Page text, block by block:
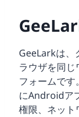
GeeLarkは、
ラウザを同じ
フォームです
にAndroidア
権限、ネット